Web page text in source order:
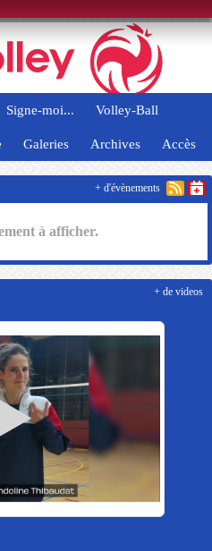
Signe-moi... Volley-Ball
Galeries Archives Accès
à afficher.
+ d'évènements
+ de videos